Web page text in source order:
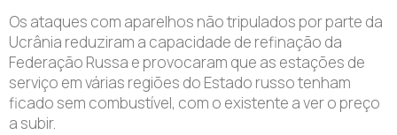
Os ataques com aparelhos não tripulados por parte da
Ucrânia reduziram a capacidade de refinação da
Federação Russa e provocaram que as estações de
serviço em várias regiões do Estado russo tenham
ficado sem combustível, com o existente a ver o preço
a subir.